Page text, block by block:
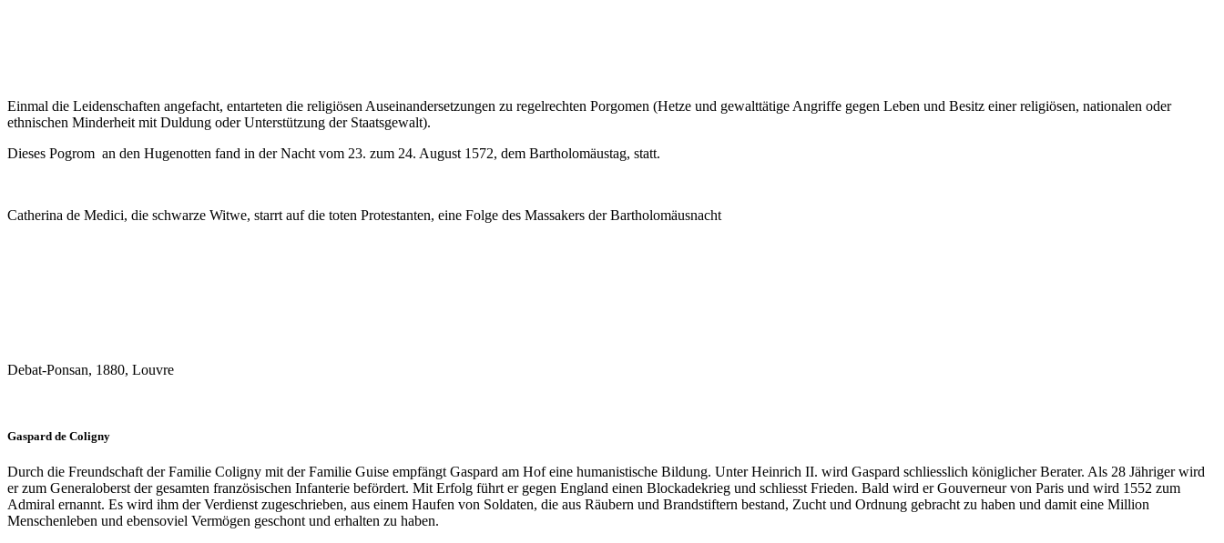
Einmal die Leidenschaften angefacht, entarteten die religiösen Auseinandersetzungen zu regelrechten Porgomen (Hetze und gewalttätige Angriffe gegen Leben und Besitz einer religiösen, nationalen oder
ethnischen Minderheit mit Duldung oder Unterstützung der Staatsgewalt).
Dieses Pogrom an den Hugenotten fand in der Nacht vom 23. zum 24. August 1572, dem Bartholomäustag, statt.
Catherina de Medici, die schwarze Witwe, starrt auf die toten Protestanten, eine Folge des Massakers der Bartholomäusnacht
Debat-Ponsan, 1880, Louvre
Gaspard de Coligny
Durch die Freundschaft der Familie Coligny mit der Familie Guise empfängt Gaspard am Hof eine humanistische Bildung. Unter Heinrich II. wird Gaspard schliesslich königlicher Berater. Als 28 Jähriger wird
er zum Generaloberst der gesamten französischen Infanterie befördert. Mit Erfolg führt er gegen England einen Blockadekrieg und schliesst Frieden. Bald wird er Gouverneur von Paris und wird 1552 zum
Admiral ernannt. Es wird ihm der Verdienst zugeschrieben, aus einem Haufen von Soldaten, die aus Räubern und Brandstiftern bestand, Zucht und Ordnung gebracht zu haben und damit eine Million
Menschenleben und ebensoviel Vermögen geschont und erhalten zu haben.